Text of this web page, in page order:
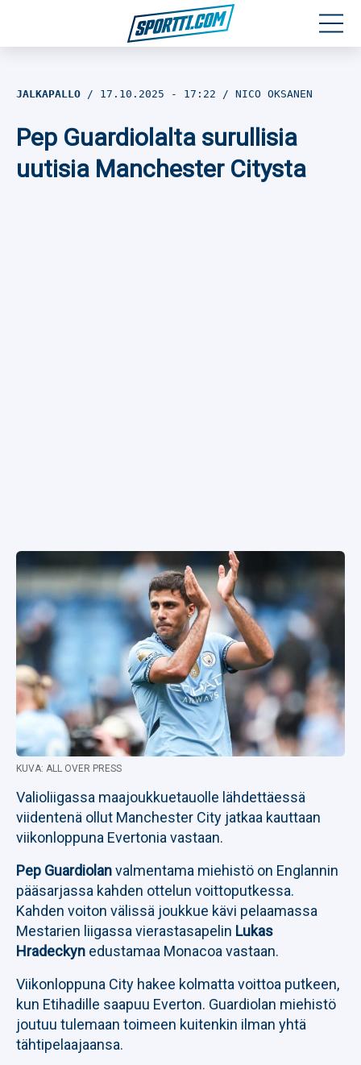
Jalkapallo
JALKAPALLO 17.10.2025 - 17:22 NICO OKSANEN
Pep Guardiolalta surullisia
uutisia Manchester Citysta
KUVA: ALL OVER PRESS
Valioliigassa maajoukkuetauolle lähdettäessä
viidentenä ollut Manchester City jatkaa kauttaan
viikonloppuna Evertonia vastaan.
Pep Guardiolanvalmentama miehistö on Englannin
pääsarjassa kahden ottelun voittoputkessa.
Kahden voiton välissä joukkue kävi pelaamassa
Mestarien liigassa vierastasapelin Lukas
Hradeckyn edustamaa Monacoa vastaan.
Viikonloppuna City hakee kolmatta voittoa putkeen,
kun Etihadille saapuu Everton. Guardiolan miehistö
joutuu tulemaan toimeen kuitenkin ilman yhtä
tähtipelaajaansa.